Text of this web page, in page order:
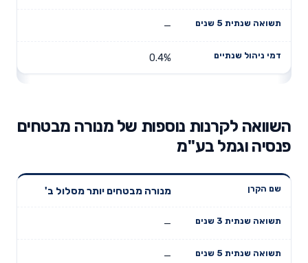
—
0.4%
השוואה לקרנות נוספות של מנורה מבטחים
פנסיה וגמל בע"מ
שנים
תשואה
דמי ניהול
מנורה מבטחים יותר מסלול ב'
—
—